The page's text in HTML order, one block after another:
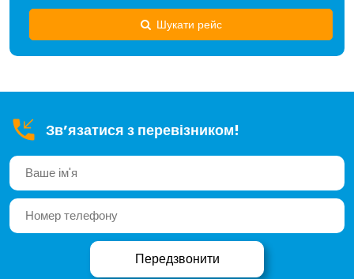
Шукати рейс
Зв’язатися з перевізником!